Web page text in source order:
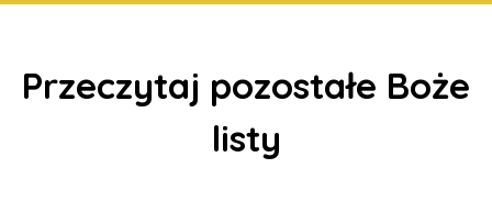
Przeczytaj pozostałe Boże
listy